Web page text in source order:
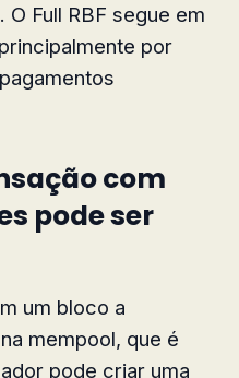
Full RBF segue em
por
com
pode ser
um bloco a
mempool, que é
pode criar uma